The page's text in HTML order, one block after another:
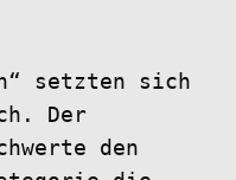
setzten sich
Der
den